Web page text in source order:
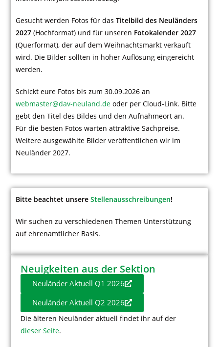
Gesucht werden Fotos für dasTitelbild des Neuländers
2027 (Hochformat) und für unseren Fotokalender 2027
(Querformat), der auf dem Weihnachtsmarkt verkauft
wird. Die Bilder sollten in hoher Auflösung eingereicht
werden.
Schickt eure Fotos bis zum 30.09.2026 an
webmaster@dav-neuland.de oder per Cloud-Link. Bitte
gebt den Titel des Bildes und den Aufnahmeort an.
Für die besten Fotos warten attraktive Sachpreise.
Weitere ausgewählte Bilder veröffentlichen wir im
Neuländer 2027.
Bitte beachtet unsereStellenausschreibungen!
Wir suchen zu verschiedenen Themen Unterstützung
auf ehrenamtlicher Basis.
Neuigkeiten aus der Sektion
Neuländer Aktuell Q1 2026
Neuländer Aktuell Q2 2026
Die älteren Neuländer aktuell findet ihr auf der
dieser Seite.